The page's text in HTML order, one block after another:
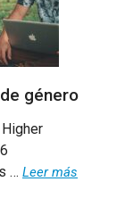
género
… Leer más